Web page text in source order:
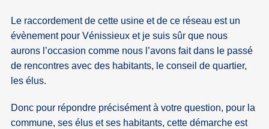
Le raccordement de cette usine et de ce réseau est un
évènement pour Vénissieux et je suis sûr que nous
aurons l’occasion comme nous l’avons fait dans le passé
de rencontres avec des habitants, le conseil de quartier,
les élus.
Donc pour répondre précisément à votre question, pour la
commune, ses élus et ses habitants, cette démarche est